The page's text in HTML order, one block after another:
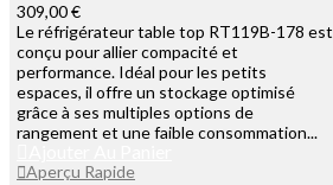
309,00 €
Le réfrigérateur table top RT119B-178 est
conçu pour allier compacité et
performance. Idéal pour les petits
espaces, il offre un stockage optimisé
grâce à ses multiples options de
rangement et une faible consommation...
Aperçu Rapide